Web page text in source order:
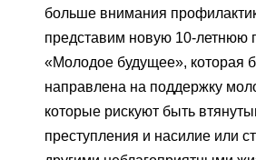
больше внимания
представим новую 10-летнюю
«Молодое будущее», которая
направлена ​​на поддержку
которые рискуют быть
преступления и насилие или